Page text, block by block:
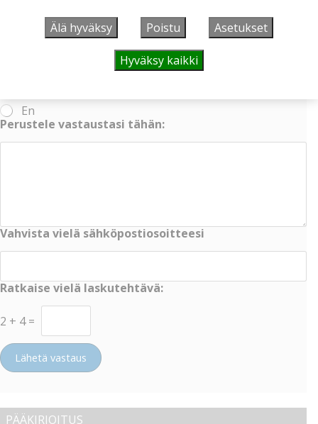
VIIKON KYSYMYS
En
Perustele vastaustasi tähän:
Vahvista vielä sähköpostiosoitteesi
Ratkaise vielä laskutehtävä:
2 + 4 =
Lähetä vastaus
PÄÄKIRJOITUS
Älä hyväksy Poistu Asetukset
Hyväksy kaikki